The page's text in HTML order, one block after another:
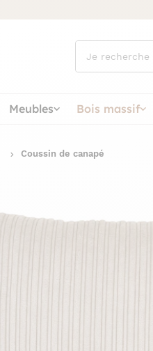
cherchez
vous ?
Meubles Bois massif
Coussin de canapé